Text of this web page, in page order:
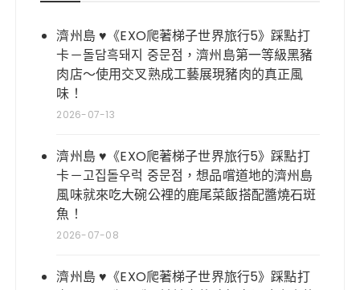
濟州島 ♥《EXO爬著梯子世界旅行5》踩點打
卡－돌담흑돼지 중문점，濟州島第一等級黑豬
肉店～使用交叉熟成工藝展現豬肉的真正風
味！
2026-07-13
濟州島 ♥《EXO爬著梯子世界旅行5》踩點打
卡－고집돌우럭 중문점，想品嚐道地的濟州島
風味就來吃大碗公裡的鹿尾菜飯搭配醬燒石斑
魚！
2026-07-08
濟州島 ♥《EXO爬著梯子世界旅行5》踩點打